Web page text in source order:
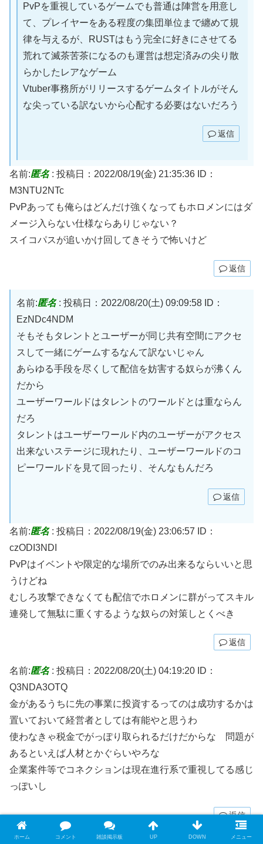
PvPを重視しているゲームでも普通は陣営を用意し
て、プレイヤーをある程度の集団単位まで纏めて規
律を与えるが、RUSTはもう完全に好きにさせてる
荒れて滅茶苦茶になるのも運営は想定済みの尖り散
らかしたレアなゲーム
Vtuber事務所がリリースするゲームタイトルがそん
な尖っている訳ないから心配する必要はないだろう
返信
名前:匿名: 投稿日：2022/08/19(金) 21:35:36 ID：
M3NTU2NTc
PvPあっても俺らはどんだけ強くなってもホロメンにはダ
メージ入らない仕様ならありじゃない？
スイコパスが追いかけ回してきそうで怖いけど
返信
名前:匿名: 投稿日：2022/08/20(土) 09:09:58
ID：
EzNDc4NDM
そもそもタレントとユーザーが同じ共有空間にアクセ
スして一緒にゲームするなんて訳ないじゃん
あらゆる手段を尽くして配信を妨害する奴らが沸くん
だから
ユーザーワールドはタレントのワールドとは重ならん
だろ
タレントはユーザーワールド内のユーザーがアクセス
出来ないステージに現れたり、ユーザーワールドのコ
ピーワールドを見て回ったり、そんなもんだろ
返信
名前:匿名: 投稿日：2022/08/19(金) 23:06:57
ID：
czODI3NDI
PvPはイベントや限定的な場所でのみ出来るならいいと思
うけどね
むしろ攻撃できなくても配信でホロメンに群がってスキル
連発して無駄に重くするような奴らの対策しとくべき
返信
名前:匿名: 投稿日：2022/08/20(土) 04:19:20 ID：
Q3NDA3OTQ
金があるうちに先の事業に投資するってのは成功するかは
置いておいて経営者としては有能やと思うわ
使わなきゃ税金でがっぽり取られるだけだからな 問題が
あるといえば人材とかぐらいやろな
企業案件等でコネクションは現在進行系で重視してる感じ
っぽいし
返信
ホーム コメント 雑談掲示板 UP DOWN メニュー